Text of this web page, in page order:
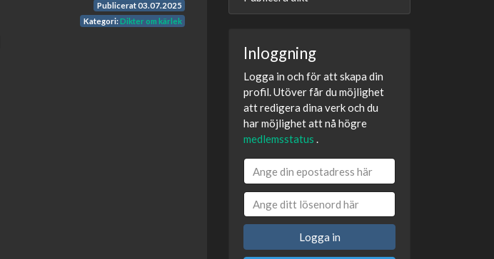
Publicerat03.07.2025
Kategori:Dikter om kärlek
Inloggning
Logga in och för att skapa din
profil. Utöver får du möjlighet
att redigera dina verk och du
har möjlighet att nå högre
medlemsstatus .
Logga in